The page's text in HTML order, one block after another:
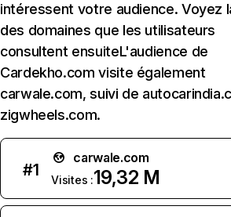
intéressent votre audience. Voyez
des domaines que les utilisateurs
consultent ensuiteL'audience de
Cardekho.com visite également
carwale.com, suivi de
zigwheels.com.
#1
carwale.com
Visites :19,32 M